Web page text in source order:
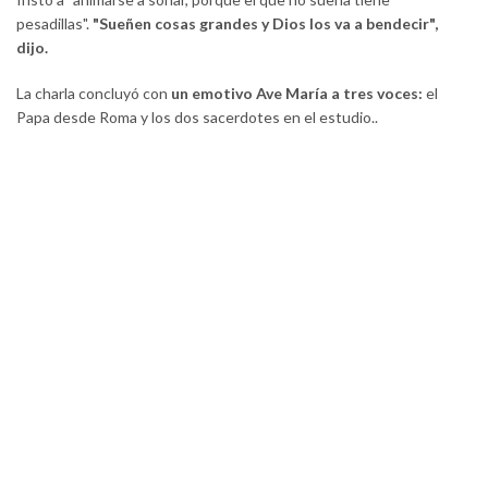
pesadillas". "Sueñen cosas grandes y Dios los va a bendecir",
dijo.
La charla concluyó con un emotivo Ave María a tres voces: el
Papa desde Roma y los dos sacerdotes en el estudio..